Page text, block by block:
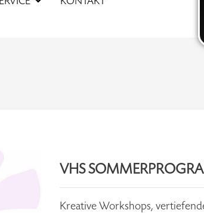
VHS
Kreative Workshops,